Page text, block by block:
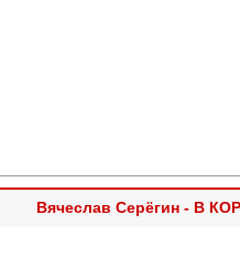
Вячеслав Серёгин - В